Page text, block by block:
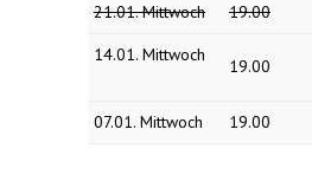
21.01. Mittwoch
19.00
14.01. Mittwoch
19.00
07.01. Mittwoch 19.00